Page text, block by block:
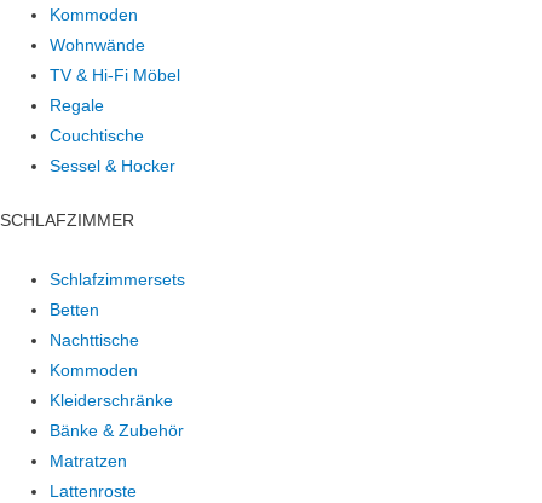
Kommoden
Wohnwände
TV & Hi-Fi Möbel
Regale
Couchtische
Sessel & Hocker
SCHLAFZIMMER
Schlafzimmersets
Betten
Nachttische
Kommoden
Kleiderschränke
Bänke & Zubehör
Matratzen
Lattenroste